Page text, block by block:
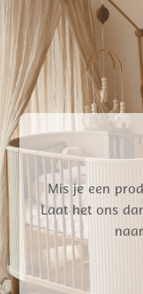
Mis je een
Laat het ons